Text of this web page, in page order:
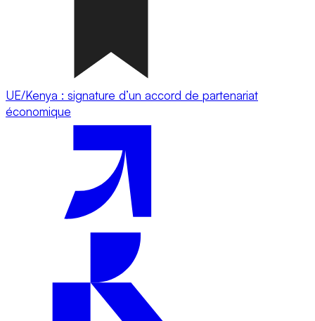
UE/Kenya : signature d’un accord de partenariat
économique